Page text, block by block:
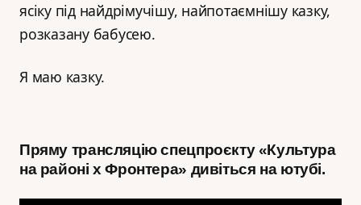
ясіку під найдрімучішу, найпотаємнішу казку,
розказану бабусею.
Я маю казку.
Пряму трансляцію спецпроєкту «Культура
на районі x Фронтера» дивіться на ютубі.